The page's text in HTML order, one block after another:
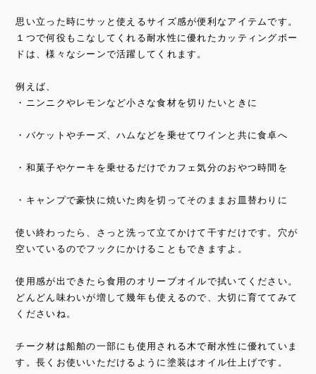
思い立った時にサッと使えるサイズ感が便利なアイテムです。
１つで何役もこなしてくれる耐水性に優れたカッティングボー
ドは、様々なシーンで活躍してくれます。
例えば、
・ニンニクやレモンなど小さな食材を切りたいときに
・バケットやチーズ、ハムなどを乗せてワインと共に食卓へ
・和菓子やケーキを乗せるだけでカフェ気分のおやつ時間を
・キャンプで豪快に焼いた肉を切ってそのままお皿替わりに
使い終わったら、さっと洗って立てかけて干すだけです。穴が
空いているのでフックにかけることもできますよ。
使用感が出できたら食用のオリーブオイルで拭いてください。
どんどん味わいが増して幾年も使えるので、大切に育ててみて
くださいね。
チーク材は船舶の一部にも使用される木で耐水性に優れていま
す。長くお使いいただけるように塗装はオイル仕上げです。